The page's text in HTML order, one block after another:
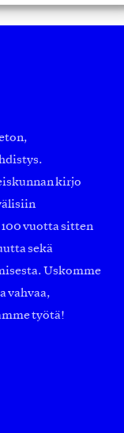
kirjo
vuotta sitten
sekä
Uskomme
vahvaa,
työtä!